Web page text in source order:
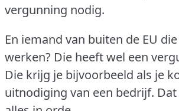
vergunning nodig.
En iemand van buiten de EU
werken? Die heeft wel een
Die krijg je bijvoorbeeld als je
uitnodiging van een bedrijf.